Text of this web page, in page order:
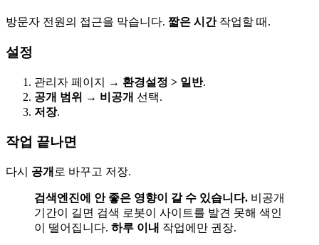
방문자 전원의 접근을 막습니다. 짧은 시간작업할 때.
설정
관리자 페이지 → 환경설정 > 일반.
공개 범위
→ 비공개 선택.
저장.
작업 끝나면
다시 공개 로 바꾸고 저장.
검색엔진에 안 좋은 영향이 갈 수 있습니다. 비공개
기간이 길면 검색 로봇이 사이트를 발견 못해 색인
이 떨어집니다. 하루 이내 작업에만 권장.